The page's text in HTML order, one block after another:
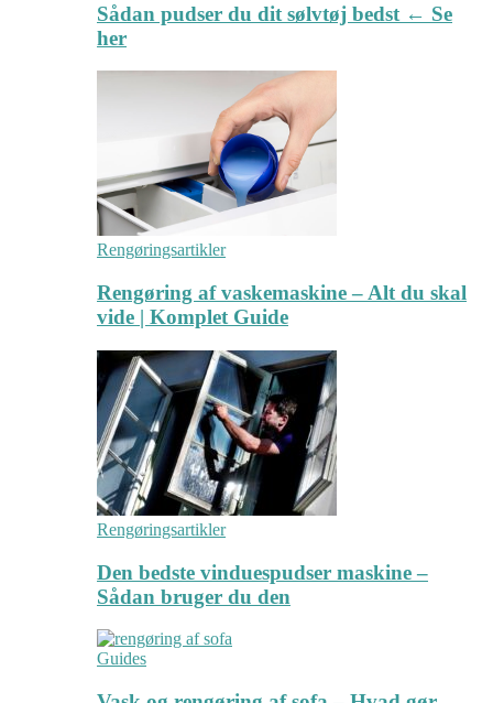
Sådan pudser du dit sølvtøj bedst ← Se
her
Rengøringsartikler
Rengøring af vaskemaskine – Alt du skal
vide | Komplet Guide
Rengøringsartikler
Den bedste vinduespudser maskine –
Sådan bruger du den
Guides